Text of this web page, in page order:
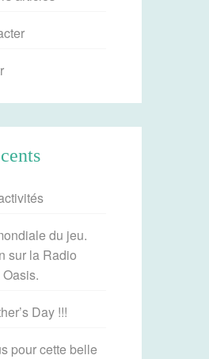
du jeu.
sur la Radio
Day !!!
pour cette belle